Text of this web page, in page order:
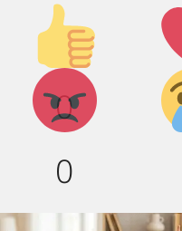
Палец
вверх!
0
Агрессия!
0
(